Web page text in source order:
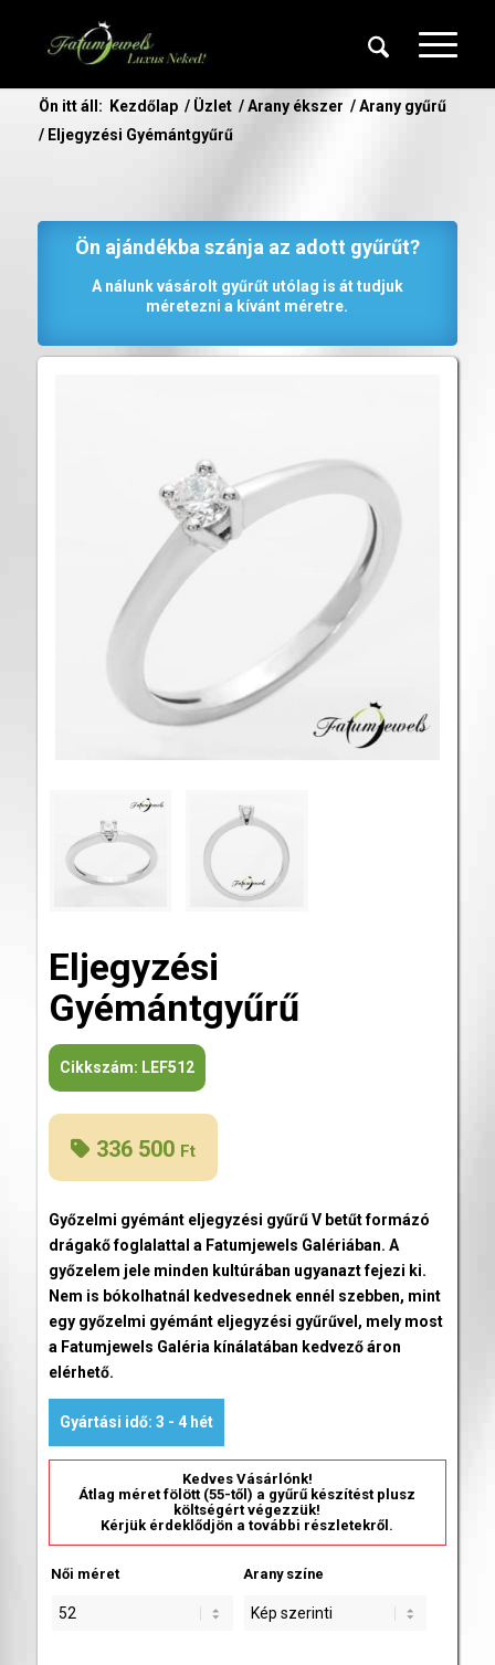
Ön itt áll: Kezdőlap / Üzlet / Arany ékszer / Arany gyűrű
/ Eljegyzési Gyémántgyűrű
Ön ajándékba szánja az adott gyűrűt?
A nálunk vásárolt gyűrűt utólag is át tudjuk
méretezni a kívánt méretre.
Eljegyzési
Gyémántgyűrű
Cikkszám: LEF512
336 500 Ft
Győzelmi gyémánt eljegyzési gyűrű V betűt formázó
drágakő foglalattal a Fatumjewels Galériában. A
győzelem jele minden kultúrában ugyanazt fejezi ki.
Nem is bókolhatnál kedvesednek ennél szebben, mint
egy győzelmi gyémánt eljegyzési gyűrűvel, mely most
a Fatumjewels Galéria kínálatában kedvező áron
elérhető.
Gyártási idő: 3 - 4 hét
Kedves Vásárlónk!
Átlag méret fölött (55-től) a gyűrű készítést plusz
költségért végezzük!
Kérjük érdeklődjön a további részletekről.
Női méret Arany színe